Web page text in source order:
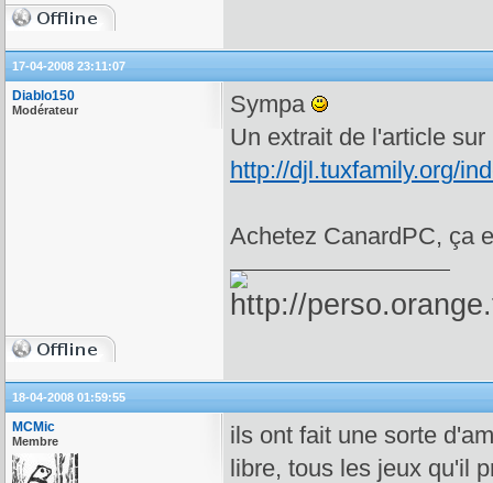
17-04-2008 23:11:07
Diablo150
Modérateur
Sympa
Un extrait de l'article
http://djl.tuxfamily.org/
Achetez CanardPC, ça
18-04-2008 01:59:55
MCMic
Membre
ils ont fait une sorte
libre, tous les jeux qu'il